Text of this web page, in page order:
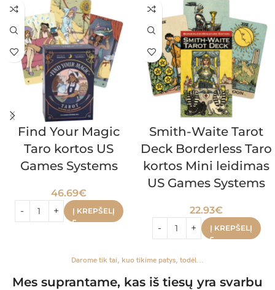
Find Your Magic
Taro kortos US
Games Systems
46.69€
Į KREPŠELĮ
Smith-Waite Tarot
Deck Borderless Taro
kortos Mini leidimas
US Games Systems
22.93€
Į KREPŠELĮ
Darome tik tai, kuo tikime patys, todėl...
Mes suprantame, kas iš tiesų yra svarbu